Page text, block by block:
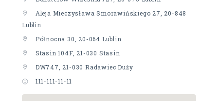
Aleja Mieczysława Smorawińskiego 27, 20-848
Lublin
Północna 30, 20-064 Lublin
Stasin 104F, 21-030 Stasin
DW747, 21-030 Radawiec Duży
111-111-11-11